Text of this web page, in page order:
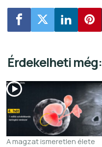
Érdekelheti még:
A magzat ismeretlen élete